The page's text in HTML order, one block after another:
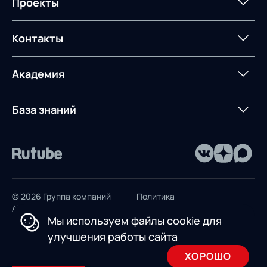
планирование
Управление
контейнерным
терминалом
Оборудование для склада
Техническое оснащение
Постпроектное
Проекты
Контакты
Контакты
Академия
Предложение для
База знаний
© 2026 Группа компаний
AXELOT
Политика
Пользовательское
соглашение
Мы используем файлы cookie для
улучшения работы сайта
ХОРОШО